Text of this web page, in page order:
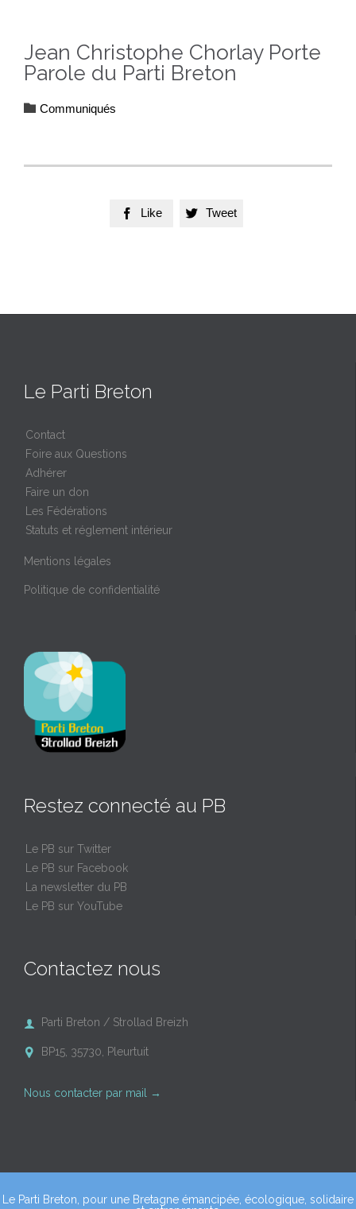
Jean Christophe Chorlay Porte
Parole du Parti Breton
 Category
Communiqués
 Like  Tweet
Le Parti Breton
Contact
Foire aux Questions
Adhérer
Faire un don
Les Fédérations
Statuts et réglement intérieur
Mentions légales
Politique de confidentialité
Restez connecté au PB
Le PB sur Twitter
Le PB sur Facebook
La newsletter du PB
Le PB sur YouTube
Contactez nous
 Parti Breton / Strollad Breizh
 BP15, 35730, Pleurtuit
Nous contacter par mail →
Le Parti Breton, pour une Bretagne émancipée, écologique, solidaire